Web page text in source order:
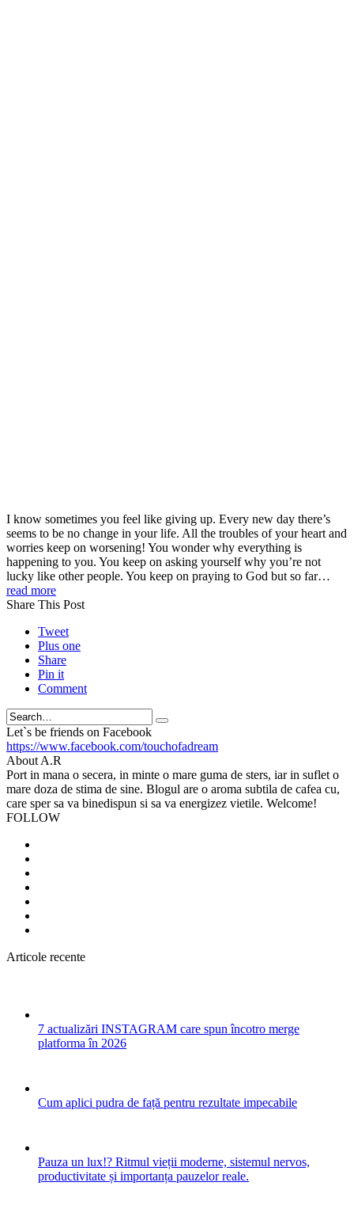
I know sometimes you feel like giving up. Every new day there’s
seems to be no change in your life. All the troubles of your heart and
worries keep on worsening! You wonder why everything is
happening to you. You keep on asking yourself why you’re not
lucky like other people. You keep on praying to God but so far…
read more
Share This Post
Tweet
Plus one
Share
Pin it
Comment
Search
Let`s be friends on Facebook
https://www.facebook.com/touchofadream
About A.R
Port in mana o secera, in minte o mare guma de sters, iar in suflet o
mare doza de stima de sine. Blogul are o aroma subtila de cafea cu,
care sper sa va binedispun si sa va energizez vietile. Welcome!
FOLLOW
Articole recente
7 actualizări INSTAGRAM care spun încotro merge
platforma în 2026
Cum aplici pudra de față pentru rezultate impecabile
Pauza un lux!? Ritmul vieții moderne, sistemul nervos,
productivitate și importanța pauzelor reale.